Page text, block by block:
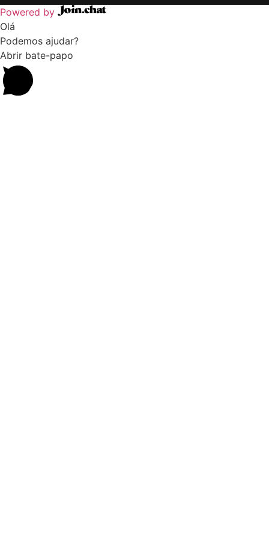
Powered by
Olá
Podemos ajudar?
Abrir bate-papo